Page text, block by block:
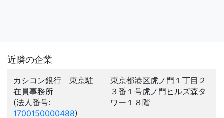
近隣の企業
カシコン銀行 東京駐
在員事務所
(法人番号:
1700150000488)
東京都港区虎ノ門１丁目２
３番１号虎ノ門ヒルズ森タ
ワー１８階